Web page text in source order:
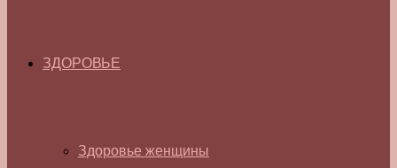
ЗДОРОВЬЕ
Здоровье женщины